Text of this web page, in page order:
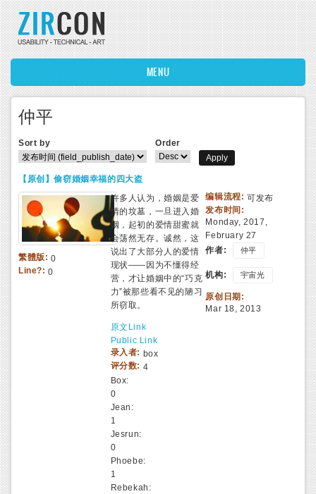
Skip to main content
MENU
仲平
Sort by Order
【原创】偷窃婚姻幸福的四大盗
繁體版: 0
Line?:0
许多人认为，婚姻是爱
情的坟墓，一旦进入婚
姻，起初的爱情甜蜜就
会荡然无存。诚然，这
说出了大部分人的爱情
现状——因为不懂得经
营，才让婚姻中的“巧克
力”被那些看不见的陋习
所窃取。
原文Link
Public Link
录入者: box
评分数: 4
Box:
0
Jean:
1
Jesrun:
0
Phoebe:
1
Rebekah:
编辑流程: 可发布
发布时间:
Monday, 2017,
February 27
作者:
仲平
机构: 宇宙光
原创日期:
Mar 18, 2013